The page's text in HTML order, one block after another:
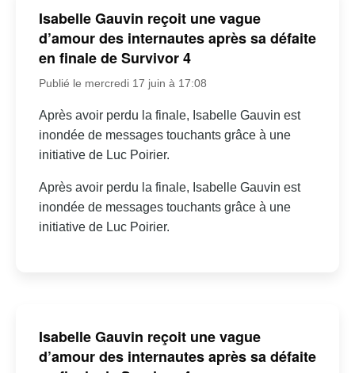
Isabelle Gauvin reçoit une vague
d’amour des internautes après sa défaite
en finale de Survivor 4
Publié le mercredi 17 juin à 17:08
Après avoir perdu la finale, Isabelle Gauvin est
inondée de messages touchants grâce à une
initiative de Luc Poirier.
Après avoir perdu la finale, Isabelle Gauvin est
inondée de messages touchants grâce à une
initiative de Luc Poirier.
Isabelle Gauvin reçoit une vague
d’amour des internautes après sa défaite